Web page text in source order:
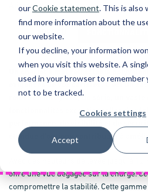
ourCookie statement. This is also
find more information about the
our website.
If you decline, your information
when you visit this website. A
used in your browser to remember
not to be tracked.
Cookies settings
Accept
Alimentation AC
APERÇU
Un chariot à mât rétractable
exigences de vos caristes. C'est un
relevé en intégrant, de série, un
fonctionnalités exceptionnelles de
performance, de visibilité et de
étendue d'options contribuant à
offre une vue dégagée sur la charge.
compromettre la stabilité. Cette